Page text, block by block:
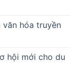
văn hóa truyền
hội mới cho du